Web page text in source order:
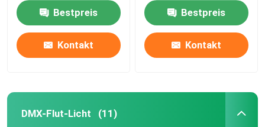
Bestpreis
Kontakt
Bestpreis
Kontakt
DMX-Flut-Licht (11)